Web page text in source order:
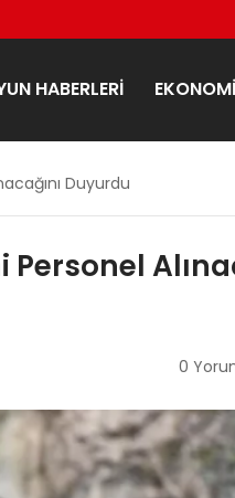
HABERLERI EKONOMI
Duyurdu
Personel
0